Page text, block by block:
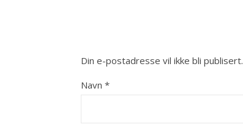
Din e-postadresse vil ikke bli publisert.
Navn *